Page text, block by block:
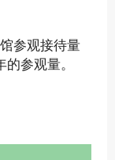
参观接待量
参观量。